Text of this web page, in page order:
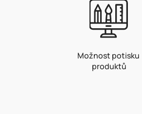
Možnost potisku
produktů